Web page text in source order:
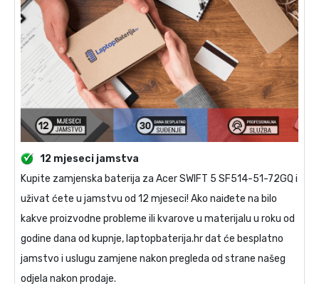
12 mjeseci jamstva
Kupite zamjenska baterija za Acer SWIFT 5 SF514-51-72GQ i
uživat ćete u jamstvu od 12 mjeseci! Ako naiđete na bilo
kakve proizvodne probleme ili kvarove u materijalu u roku od
godine dana od kupnje, laptopbaterija.hr dat će besplatno
jamstvo i uslugu zamjene nakon pregleda od strane našeg
odjela nakon prodaje.